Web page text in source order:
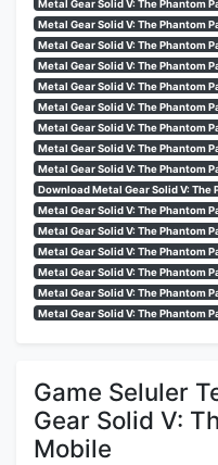
Metal Gear Solid V: The Phantom
Metal Gear Solid V: The Phantom
Metal Gear Solid V: The Phantom
Metal Gear Solid V: The Phantom
Metal Gear Solid V: The Phantom
Metal Gear Solid V: The Phantom
Metal Gear Solid V: The Phantom
Metal Gear Solid V: The Phantom
Metal Gear Solid V: The Phantom
Download Metal Gear Solid V: The
Metal Gear Solid V: The Phantom
Metal Gear Solid V: The Phantom
Metal Gear Solid V: The Phantom
Metal Gear Solid V: The Phantom
Metal Gear Solid V: The Phantom
Metal Gear Solid V: The Phantom
Game Seluler
Gear Solid V:
Mobile